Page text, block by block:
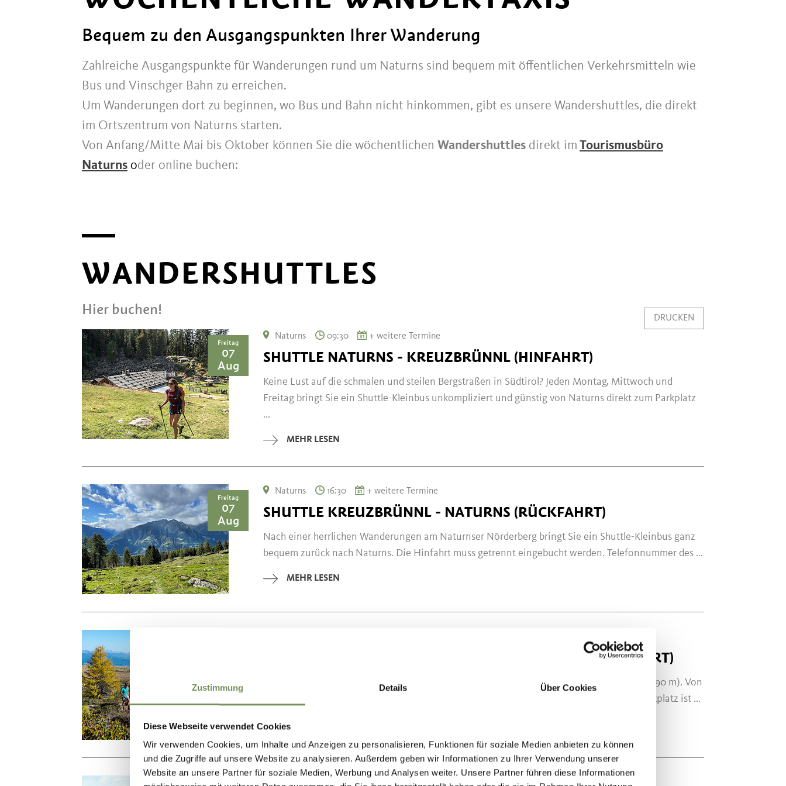
Zustimmung Details Über Cookies
Diese Webseite verwendet Cookies
Wir verwenden Cookies, um Inhalte und Anzeigen zu personalisieren, Funktionen für soziale Medien anbieten zu können
und die Zugriffe auf unsere Website zu analysieren. Außerdem geben wir Informationen zu Ihrer Verwendung unserer
Website an unsere Partner für soziale Medien, Werbung und Analysen weiter. Unsere Partner führen diese Informationen
Bequem zu den Ausgangspunkten Ihrer Wanderung
Zahlreiche Ausgangspunkte für Wanderungen rund um Naturns sind bequem mit öffentlichen Verkehrsmitteln wie
Bus und Vinschger Bahn zu erreichen.
Um Wanderungen dort zu beginnen, wo Bus und Bahn nicht hinkommen, gibt es unsere Wandershuttles, die direkt
im Ortszentrum von Naturns starten.
Von Anfang/Mitte Mai bis Oktober können Sie die wöchentlichen Wandershuttles direkt im Tourismusbüro
Naturns oder online buchen:
WANDERSHUTTLES
Hier buchen! DRUCKEN
Freitag
07
Aug
Naturns 09:30 + weitere Termine
SHUTTLE NATURNS - KREUZBRÜNNL (HINFAHRT)
Keine Lust auf die schmalen und steilen Bergstraßen in Südtirol? Jeden Montag, Mittwoch und
Freitag bringt Sie ein Shuttle-Kleinbus unkompliziert und günstig von Naturns direkt zum Parkplatz
...
MEHR LESEN
Freitag
07
Aug
Naturns 16:30 + weitere Termine
SHUTTLE KREUZBRÜNNL - NATURNS (RÜCKFAHRT)
Nach einer herrlichen Wanderungen am Naturnser Nörderberg bringt Sie ein Shuttle-Kleinbus ganz
bequem zurück nach Naturns. Die Hinfahrt muss getrennt eingebucht werden. Telefonnummer des ...
MEHR LESEN
SHUTTLE NATURNS - SCHARTEGG/NÖRDERBERG (HINFAHRT)
Mit einem Shuttle-Kleinbus geht es zum Parkplatz Schartegg am Tscharser Nörderberg (1.490 m). Von
dort führt ein einfacher, gemütlicher Forstweg zur Tablander Alm und zur Alt Alm. Der Parkplatz ist ...
MEHR LESEN
Naturns 16:30 + weitere Termine